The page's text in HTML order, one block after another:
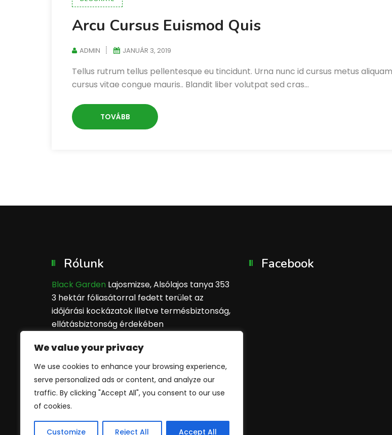
We value your privacy
We use cookies to enhance your browsing experience,
serve personalized ads or content, and analyze our
traffic. By clicking "Accept All", you consent to our use
of cookies.
Customize Reject All Accept All
Arcu Cursus Euismod Quis
ADMIN JANUÁR 3, 2019
Tellus rutrum tellus pellentesque eu tincidunt. Urna nunc id cursus metus
cursus vitae congue mauris.. Blandit liber volutpat sed cras…
TOVÁBB
Rólunk
Black Garden Lajosmizse, Alsólajos tanya 353
3 hektár fóliasátorral fedett terület az
időjárási kockázatok illetve termésbiztonság,
ellátásbiztonság érdekében
Vásárlói tapasztalatok
alapján:
Facebook